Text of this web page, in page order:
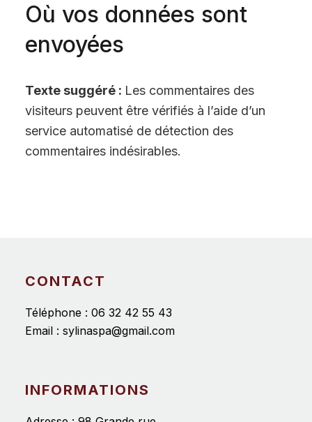
Où vos données sont
envoyées
Texte suggéré : Les commentaires des
visiteurs peuvent être vérifiés à l’aide d’un
service automatisé de détection des
commentaires indésirables.
CONTACT
Téléphone : 06 32 42 55 43
Email : sylinaspa@gmail.com
INFORMATIONS